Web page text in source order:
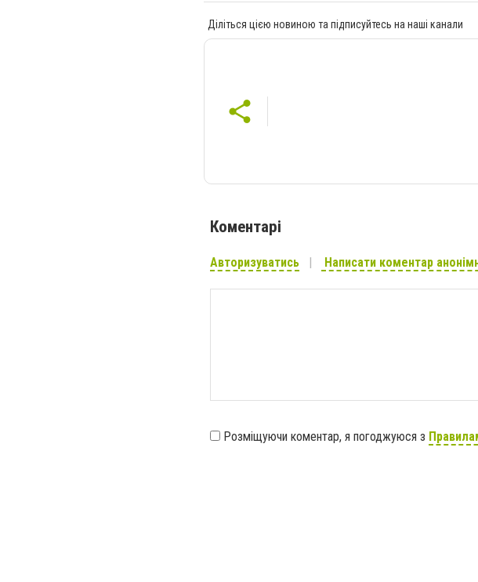
Діліться цією новиною та підписуйтесь на наші канали
Коментарі
Авторизуватись Написати коментар
Розміщуючи коментар, я погоджуюся з